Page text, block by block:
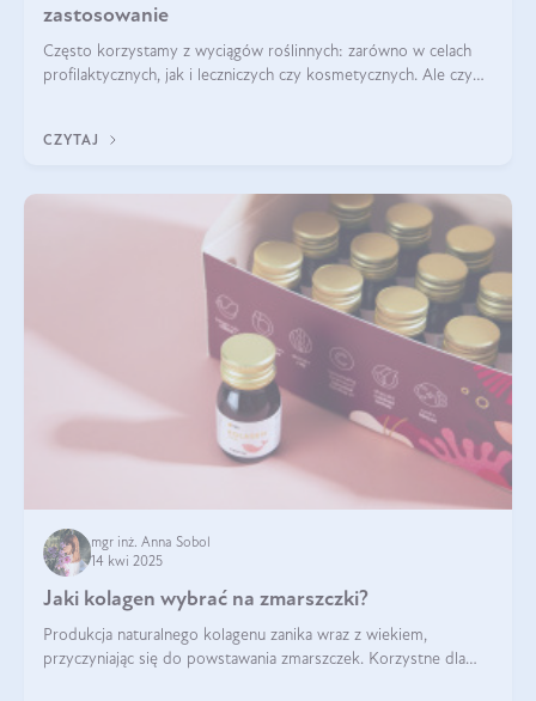
zastosowanie
Często korzystamy z wyciągów roślinnych: zarówno w celach
profilaktycznych, jak i leczniczych czy kosmetycznych. Ale czy
CZYTAJ
mgr inż. Anna Sobol
14 kwi 2025
Jaki kolagen wybrać na zmarszczki?
Produkcja naturalnego kolagenu zanika wraz z wiekiem,
przyczyniając się do powstawania zmarszczek. Korzystne dla